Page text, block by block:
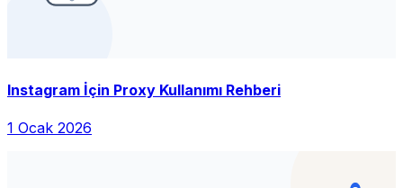
Instagram İçin Proxy Kullanımı Rehberi
1 Ocak 2026